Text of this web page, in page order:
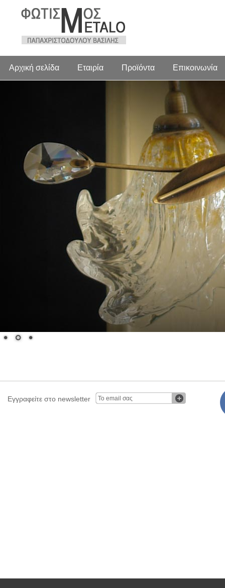
Αρχική σελίδα Εταιρία Προϊόντα Επικοινωνία
Εγγραφείτε στο newsletter